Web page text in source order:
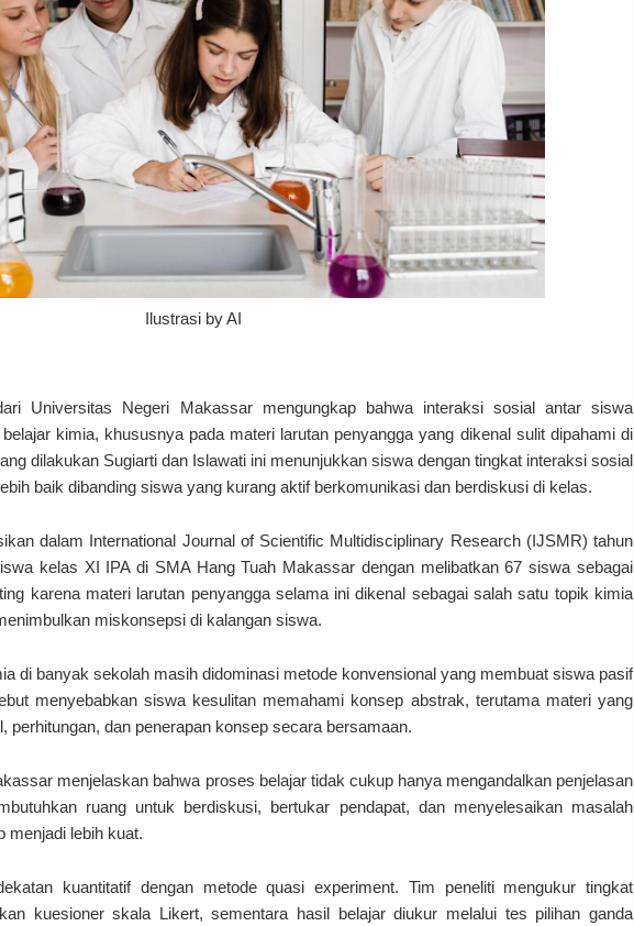
Ilustrasi by AI
Universitas Negeri Makassar mengungkap bahwa interaksi sosial antar siswa
kimia, khususnya pada materi larutan penyangga yang dikenal sulit dipahami di
dilakukan Sugiarti dan Islawati ini menunjukkan siswa dengan tingkat interaksi sosial
baik dibanding siswa yang kurang aktif berkomunikasi dan berdiskusi di kelas.
dalam International Journal of Scientific Multidisciplinary Research (IJSMR) tahun
kelas XI IPA di SMA Hang Tuah Makassar dengan melibatkan 67 siswa sebagai
karena materi larutan penyangga selama ini dikenal sebagai salah satu topik kimia
miskonsepsi di kalangan siswa.
di banyak sekolah masih didominasi metode konvensional yang membuat siswa pasif
menyebabkan siswa kesulitan memahami konsep abstrak, terutama materi yang
perhitungan, dan penerapan konsep secara bersamaan.
menjelaskan bahwa proses belajar tidak cukup hanya mengandalkan penjelasan
ruang untuk berdiskusi, bertukar pendapat, dan menyelesaikan masalah
menjadi lebih kuat.
kuantitatif dengan metode quasi experiment. Tim peneliti mengukur tingkat
kuesioner skala Likert, sementara hasil belajar diukur melalui tes pilihan ganda